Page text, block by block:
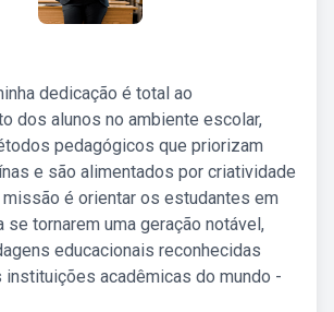
dedicação é total ao
dos alunos no ambiente escolar,
pedagógicos que priorizam
e são alimentados por criatividade
missão é orientar os estudantes em
se tornarem uma geração notável,
educacionais reconhecidas
acadêmicas do mundo -